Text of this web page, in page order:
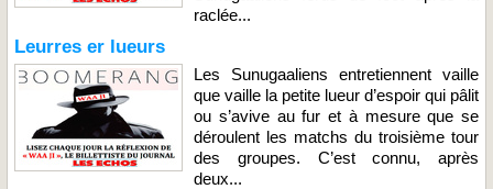
raclée...
Leurres er lueurs
Les Sunugaaliens entretiennent vaille
que vaille la petite lueur d’espoir qui pâlit
ou s’avive au fur et à mesure que se
déroulent les matchs du troisième tour
des groupes. C’est connu, après
deux...